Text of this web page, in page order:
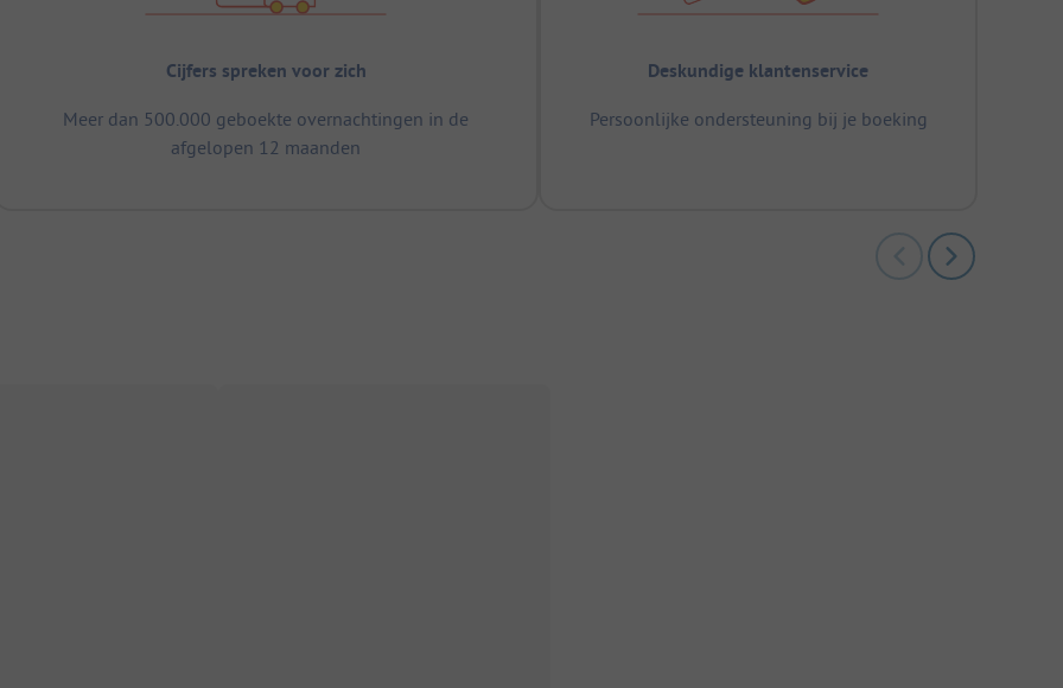
Cijfers spreken voor zich
Meer dan 500.000 geboekte overnachtingen in de
afgelopen 12 maanden
Deskundige klantenservice
Persoonlijke ondersteuning bij je boeking